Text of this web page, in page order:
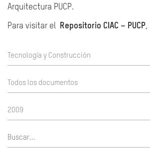
Arquitectura PUCP.
Para visitar el Repositorio CIAC – PUCP,
Tecnología y Construcción
Todos los documentos
2009